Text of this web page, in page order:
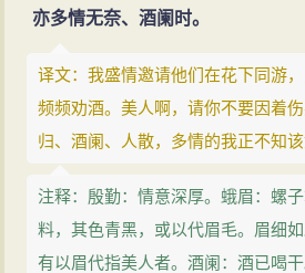
亦多情无奈、酒阑时。
译文：我盛情邀请他们在花下同游
频频劝酒。美人啊，请你不要因着
归、酒阑、人散，多情的我正不知该
注释：殷勤：情意深厚。蛾眉：螺
料，其色青黑，或以代眉毛。眉细
有以眉代指美人者。酒阑：酒已喝干